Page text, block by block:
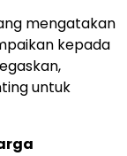
mengatakan
kepada
untuk